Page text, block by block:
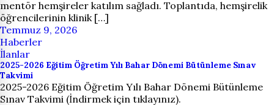
mentör hemşireler katılım sağladı. Toplantıda, hemşirelik
öğrencilerinin klinik […]
Temmuz 9, 2026
Haberler
İlanlar
2025-2026 Eğitim Öğretim Yılı Bahar Dönemi Bütünleme Sınav
Takvimi
2025-2026 Eğitim Öğretim Yılı Bahar Dönemi Bütünleme
Sınav Takvimi (İndirmek için tıklayınız).